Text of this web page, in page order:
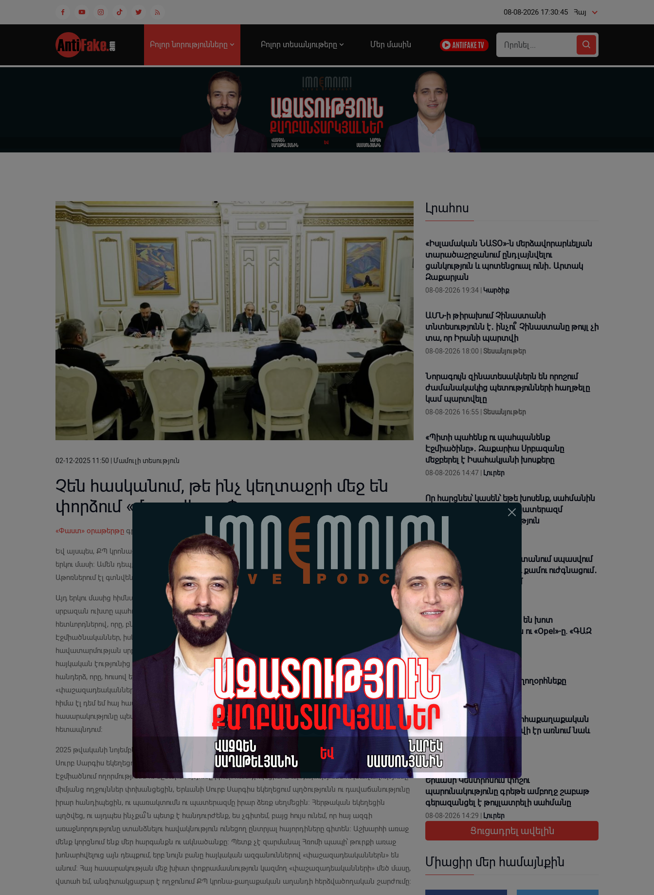
08-08-2026 17:30:46 Հայ
Բոլոր նորությունները Բոլոր տեսանյութերը Մեր մասին
02-12-2025 11:50 | Մամուլի տեսություն
Չեն հասկանում, թե ինչ կեղտաջրի մեջ են
փորձում «մաքրվել». «Փաստ»
«Փաստ» օրաթերթը գրում է.
Եվ այսպես, ՔՊ կրոնա-քաղաքական աղանդին հաջողվեց Հայ առաքելական սուրբ եկեղեցին բաժանել
երկու մասի։ Ամեն դեպքում, այն երկու մասի է բաժանվում, եթե նույնիսկ մյուս Նվիրապետական
Աթոռներում էլ գտնվեն տեսակետներ հայտնողներ։
Այդ երկու մասից հիմնականը բաղկացած է Մայր Աթոռ Սուրբ Էջմիածնին նվիրյալ և հավատարմության
սրբազան ուխտը պահող ու անկոտրում հոգևորականներից՝ հայկական էությամբ բարեպաշտ իր
հետևորդներով, որը, բնականաբար, մեծամասնություն է կազմում։ Այդ սրբազան մասը կոչվում է Սուրբ
Էջմիածնականներ, իսկ երկրորդ մասը Մայր Աթոռ Սուրբ Էջմիածնին դավաճանած և իրենց
հավատարմության սրբազան ուխտը դրժած որոշ կարգալույծ և որոշ գործող հոգևորականներն են՝
հայկական էությունից կտրված, հայկական ազգանուններով իրենց աղանդավորներով ու հերձվածներով
հանդերձ, որը, հուսով եմ, երբեք մեծամասնություն չի կազմի: Այդ սրբապիղծ մասը կոչվում է
«փաշազադեականներ»։ Շատ տհաճ է ինձ համար այս ամենը արձանագրելը, ես միշտ դեմ եմ եղել և
հիմա էլ դեմ եմ հայ հասարակության պառակտումներին, սակայն վարակը չտարածվելու նպատակով
հասարակությունը պետք է կարողանա տարբերակել, թե ով ում է ծառայում, և ով ինչ նպատակ է
հետապնդում։
2025 թվականի նոյեմբերի 30-ին ևս մեկ ոչ կանոնական պատարագ տեղի ունեցավ, այս անգամ՝ Երևանի
Սուրբ Սարգիս եկեղեցում, այնտեղ, որտեղ ամենաքիչն էինք սպասում։ Այն պահին, երբ Մայր Աթոռ Սուրբ
Էջմիածնում ողորմությունն ու ճշմարտությունը իրար հանդիպեցին, և արդարությունն ու խաղաղությունը
միմյանց ողջույններ փոխանցեցին, Երևանի Սուրբ Սարգիս եկեղեցում պղծությունն ու դավաճանությունը
իրար հանդիպեցին, ու պառակտումն ու պատերազմը իրար ձեռք սեղմեցին։ Հերթական եկեղեցին
պղծվեց, ու այդպես ինչքա՞ն պետք է հանդուրժենք, ես չգիտեմ, բայց հույս ունեմ, որ հայ ազգի
առաջնորդությունը ստանձնելու հավակնություն ունեցող ընտրյալ հայորդիները գիտեն։ Աշխարհի առաջ
մենք կորցնում ենք մեր հարգանքն ու ակնածանքը։ Պետք չէ զարմանալ Հռոմի պապի՝ թուրքի առաջ
խոնարհվելուց այն դեպքում, երբ նույն բանը հայկական ազգանուններով «փաշազադեականներն» են
անում։ Հայ հասարակության մեջ խիստ փոքրամասնություն կազմող «փաշազադեականների» մեծ մասը,
վստահ եմ, անգիտակցաբար է ողջունում ՔՊ կրոնա-քաղաքական աղանդի հերձվածողական շարժումը։
Լրահոս
«Իսլամական ՆԱՏՕ»-ն մերձավորարևելյան
տարածաշրջանում ընդլայնվելու
ցանկություն և պոտենցուալ ունի․ Արտակ
Զաքարյան
08-08-2026 19:34 | Կարծիք
ԱՄՆ-ի թիրախում Չինաստանի
տնտեսությունն է․ ինչու՞ Չինաստանը թույլ չի
տա, որ Իրանի պարտվի
08-08-2026 18:00 | Տեսանյութեր
Նորագույն զինատեսակներն են որոշում
ժամանակակից պետությունների հաղթելը
կամ պարտվելը
08-08-2026 16:55 | Տեսանյութեր
«Պիտի պահենք ու պահպանենք
Էջմիածինը»․ Զաքարիա Սրբազանը
մեջբերել է Իսահակյանի խոսքերը
08-08-2026 14:47 | Լուրեր
Որ հարցնես՝ կասեն՝ եթե խոսենք, սահմանին
խաղաղություն չի լինի, պատերազմ
կuադրենք և այլ հիմարnւթյուն
Առաջիկա օրերին Հայաստանում սպասվում
են անձրևներ, ամպրոպ և քամու ուժգնացում․
եղանակի կանխատեսում
08-08-2026 14:39 |
Գեղարքունիքում բախվել են խոտ
տեղափոխող «ԳԱԶ 53»-ն ու «Opel»-ը. «ԳԱԶ
53»-ը կողաշրջվել է
08-08-2026 14:38 |
Հայտնի է՝ երբ կնշվի խաղողօրհնեքը
08-08-2026 14:35 | Լուրեր
Սերժ Սարգսյանը աշխարհաքաղաքական
որոշում կայացնելիս հաշվի էր առնում նաև
բարեկամ Իրանի շահը
08-08-2026 14:30 |
Երևանի Կենտրոնում փոշու
պարունակությունը գրեթե ամբողջ շաբաթ
գերազանցել է թույլատրելի սահմանը
08-08-2026 14:29 | Լուրեր
Ցուցադրել ավելին
Միացիր մեր համայնքին